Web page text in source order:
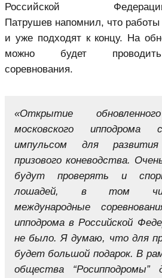
Российской
Патрушев напомнил, что
и уже подходят к концу. На
можно будет
соревнования.
«Открытие
московского
импульсом для развития
призового коневодства.
будут проверять и
лошадей, в том
международные
ипподрома в Российской
не было. Я думаю, что для
будет большой подарок. В
общества